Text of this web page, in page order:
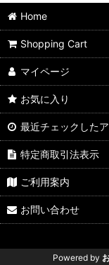
Home
Shopping Cart
マイページ
お気に入り
最近チェックした
特定商取引法表示
ご利用案内
お問い合わせ
Powered by